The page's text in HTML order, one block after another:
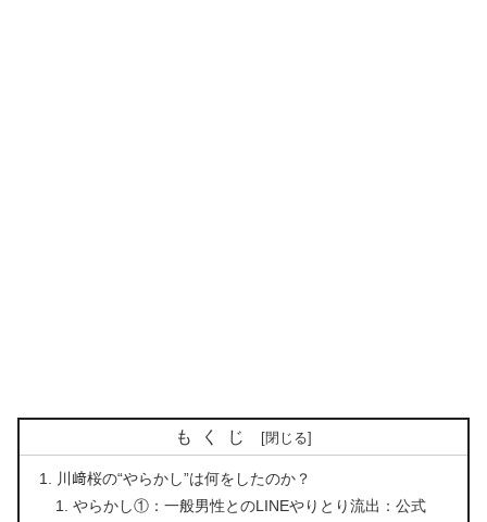
もくじ
川﨑桜の“やらかし”は何をしたのか？
やらかし①：一般男性とのLINEやりとり流出：公式